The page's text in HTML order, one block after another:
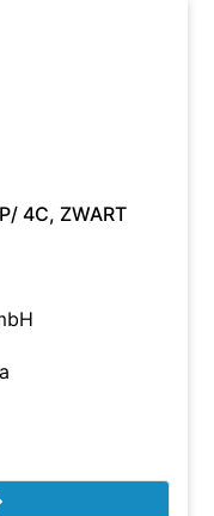
4C, ZWART